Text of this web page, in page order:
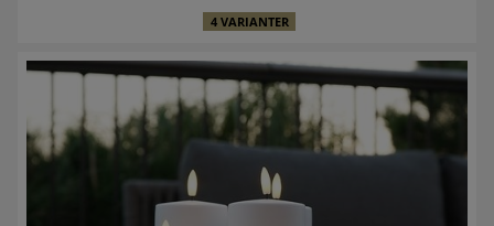
4 VARIANTER